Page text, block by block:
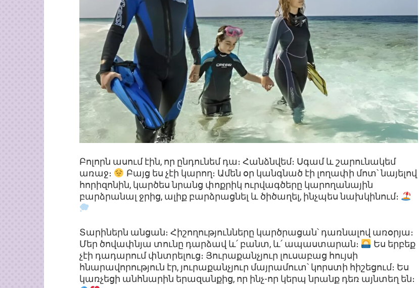
Բոլորն ասում էին, որ ընդունեմ դա։ Հանձնվեմ։ Սգամ և շարունակեմ
առաջ։
Բայց ես չէի կարող։ Ամեն օր կանգնած էի լողափի մոտ՝ նայելով
հորիզոնին, կարծես նրանց փոքրիկ ուրվագծերը կարողանային
բարձրանալ ջրից, ալիք բարձրացնել և ծիծաղել, ինչպես նախկինում։
Տարիներն անցան։ Հիշողությունները կարծրացան՝ դառնալով առօրյա։
Մեր ծովափնյա տունը դարձավ և՛ բանտ, և՛ ապաստարան։
Ես երբեք
չէի դադարում փնտրելուց։ Յուրաքանչյուր լուսաբաց հույսի
հնարավորություն էր, յուրաքանչյուր մայրամուտ՝ կորստի հիշեցում։ Ես
կառչեցի անհնարին երազանքից, որ ինչ-որ կերպ նրանք դեռ այնտեղ են։